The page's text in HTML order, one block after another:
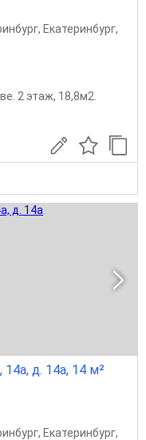
, Екатеринбург,
2 этаж, 18,8м2.
д. 14а, 14 м²
, Екатеринбург,